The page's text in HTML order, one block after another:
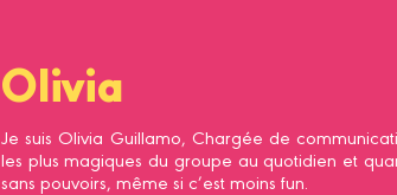
Olivia
Je suis Olivia Guillamo, Chargée de
les plus magiques du groupe au quotidien et
sans pouvoirs, même si c’est moins fun.